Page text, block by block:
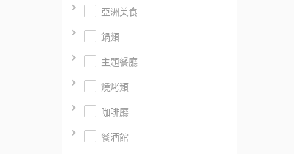
亞洲美食
鍋類
主題餐廳
燒烤類
咖啡廳
餐酒館